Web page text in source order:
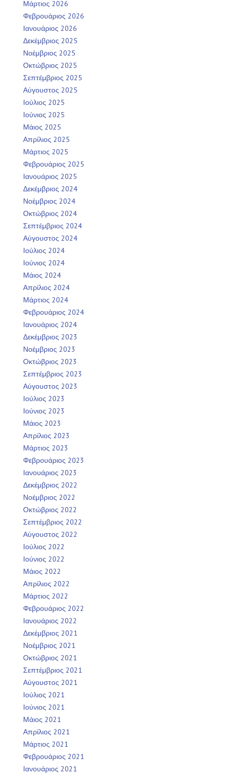
Μάρτιος 2026
Φεβρουάριος 2026
Ιανουάριος 2026
Δεκέμβριος 2025
Νοέμβριος 2025
Οκτώβριος 2025
Σεπτέμβριος 2025
Αύγουστος 2025
Ιούλιος 2025
Ιούνιος 2025
Μάιος 2025
Απρίλιος 2025
Μάρτιος 2025
Φεβρουάριος 2025
Ιανουάριος 2025
Δεκέμβριος 2024
Νοέμβριος 2024
Οκτώβριος 2024
Σεπτέμβριος 2024
Αύγουστος 2024
Ιούλιος 2024
Ιούνιος 2024
Μάιος 2024
Απρίλιος 2024
Μάρτιος 2024
Φεβρουάριος 2024
Ιανουάριος 2024
Δεκέμβριος 2023
Νοέμβριος 2023
Οκτώβριος 2023
Σεπτέμβριος 2023
Αύγουστος 2023
Ιούλιος 2023
Ιούνιος 2023
Μάιος 2023
Απρίλιος 2023
Μάρτιος 2023
Φεβρουάριος 2023
Ιανουάριος 2023
Δεκέμβριος 2022
Νοέμβριος 2022
Οκτώβριος 2022
Σεπτέμβριος 2022
Αύγουστος 2022
Ιούλιος 2022
Ιούνιος 2022
Μάιος 2022
Απρίλιος 2022
Μάρτιος 2022
Φεβρουάριος 2022
Ιανουάριος 2022
Δεκέμβριος 2021
Νοέμβριος 2021
Οκτώβριος 2021
Σεπτέμβριος 2021
Αύγουστος 2021
Ιούλιος 2021
Ιούνιος 2021
Μάιος 2021
Απρίλιος 2021
Μάρτιος 2021
Φεβρουάριος 2021
Ιανουάριος 2021